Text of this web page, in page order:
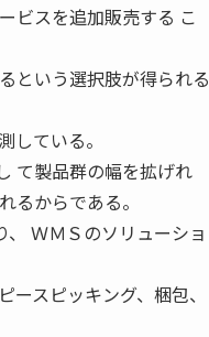
ビスを追加販売する こ
という選択肢が得られる
している。
て製品群の幅を拡げれ
るからである。
ＷＭＳのソリューショ
スピッキング、梱包、